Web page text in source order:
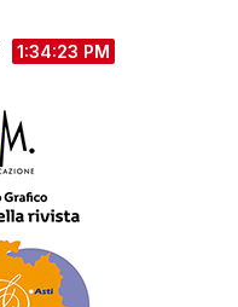
1:34:24 PM